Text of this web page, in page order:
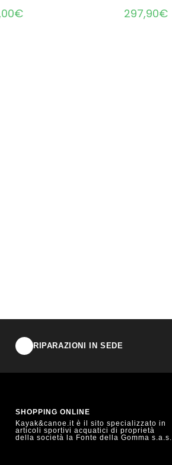
€ 297,90€
RIPARAZIONI IN SEDE
SHOPPING ONLINE
Kayak&canoe.it è il sito specializzato in
articoli sportivi acquatici di proprietà
della società la Fonte della Gomma s.a.s.